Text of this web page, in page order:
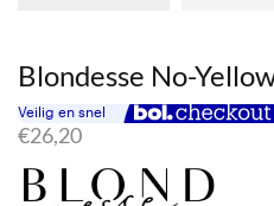
Blondesse No-
€26,20